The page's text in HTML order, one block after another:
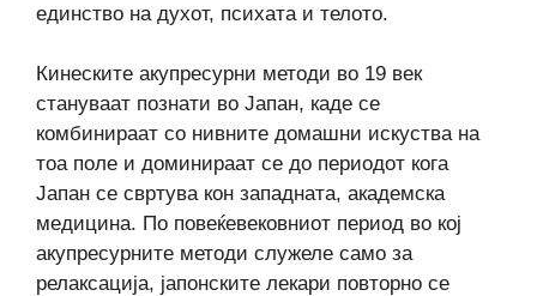
единство на духот, психата и телото.
Кинеските акупресурни методи во 19 век
стануваат познати во Јапан, каде се
комбинираат со нивните домашни искуства на
тоа поле и доминираат се до периодот кога
Јапан се свртува кон западната, академска
медицина. По повеќевековниот период во кој
акупресурните методи служеле само за
релаксација, јапонските лекари повторно се